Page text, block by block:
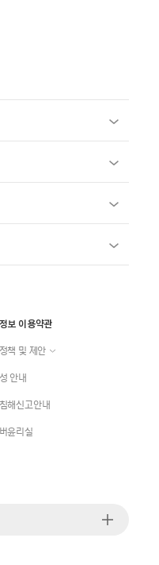
보 이용약관
책 및 제안
안내
해신고안내
윤리실